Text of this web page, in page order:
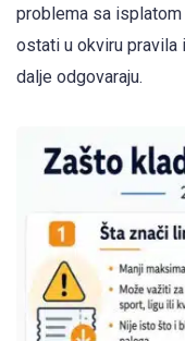
problema sa
ostati u okviru pravila
dalje odgovaraju.